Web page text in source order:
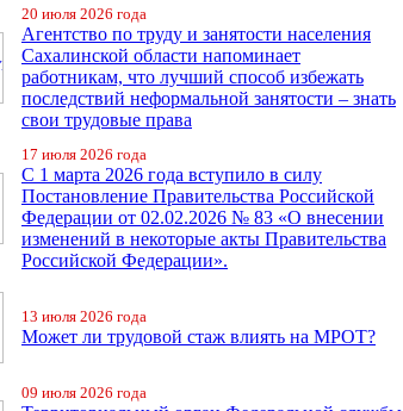
20 июля 2026 года
Агентство по труду и занятости населения
Сахалинской области напоминает
работникам, что лучший способ избежать
последствий неформальной занятости – знать
свои трудовые права
17 июля 2026 года
С 1 марта 2026 года вступило в силу
Постановление Правительства Российской
Федерации от 02.02.2026 № 83 «О внесении
изменений в некоторые акты Правительства
Российской Федерации».
13 июля 2026 года
Может ли трудовой стаж влиять на МРОТ?
09 июля 2026 года